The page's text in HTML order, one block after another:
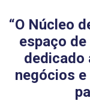
“O Núcleo
espaço
dedicado
negócios